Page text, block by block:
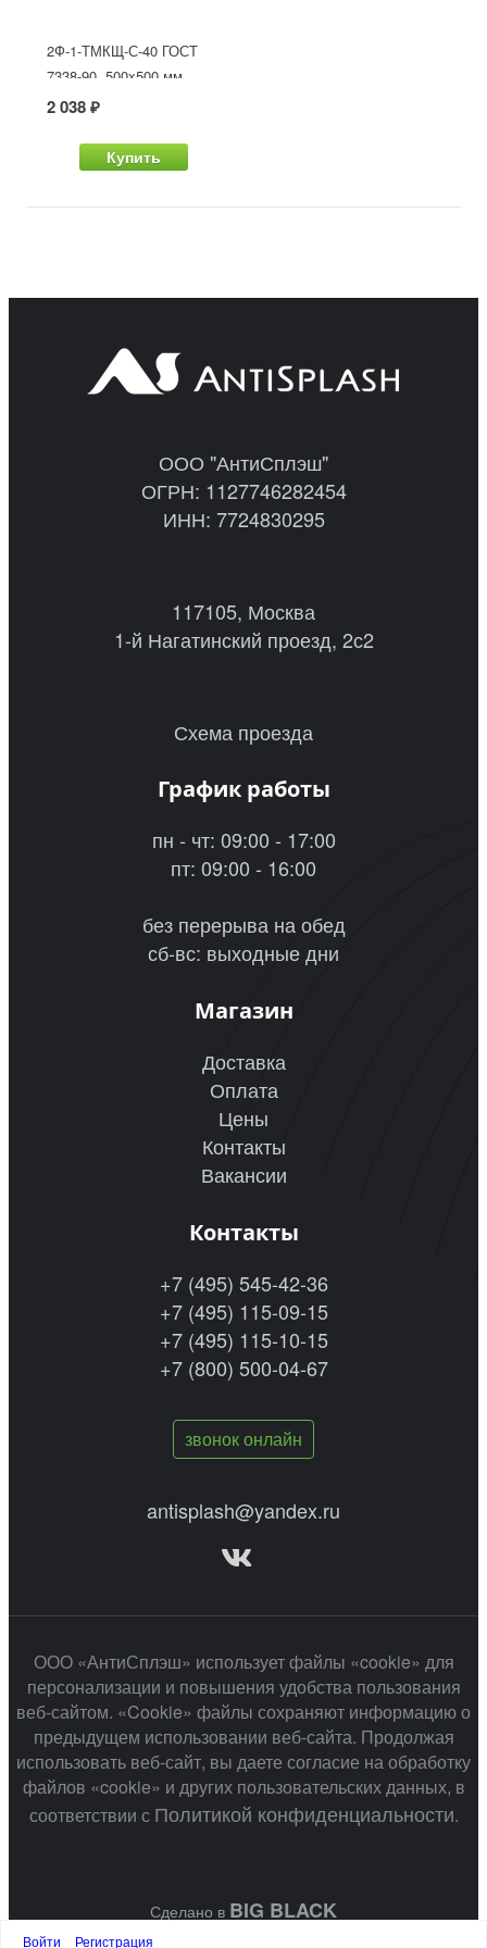
2Ф-1-ТМКЩ-С-40 ГОСТ
7338-90, 500x500 мм
2 038 ₽
Купить
ООО "АнтиСплэш"
ОГРН: 1127746282454
ИНН: 7724830295
117105, Москва
1-й Нагатинский проезд, 2с2
Схема проезда
График работы
пн - чт: 09:00 - 17:00
пт: 09:00 - 16:00
без перерыва на обед
сб-вс: выходные дни
Магазин
Доставка
Оплата
Цены
Контакты
Вакансии
Контакты
+7 (495) 545-42-36
+7 (495) 115-09-15
+7 (495) 115-10-15
+7 (800) 500-04-67
звонок онлайн
antisplash@yandex.ru
ООО «АнтиСплэш» использует файлы «cookie» для
персонализации и повышения удобства пользования
веб-сайтом. «Cookie» файлы сохраняют информацию о
предыдущем использовании веб-сайта. Продолжая
использовать веб-сайт, вы даете согласие на обработку
файлов «cookie» и других пользовательских данных, в
соответствии с Политикой конфиденциальности.
Сделано в BIG BLACK
Войти Регистрация